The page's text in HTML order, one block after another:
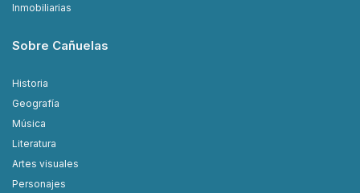
Inmobiliarias
Sobre Cañuelas
Historia
Geografía
Música
Literatura
Artes visuales
Personajes